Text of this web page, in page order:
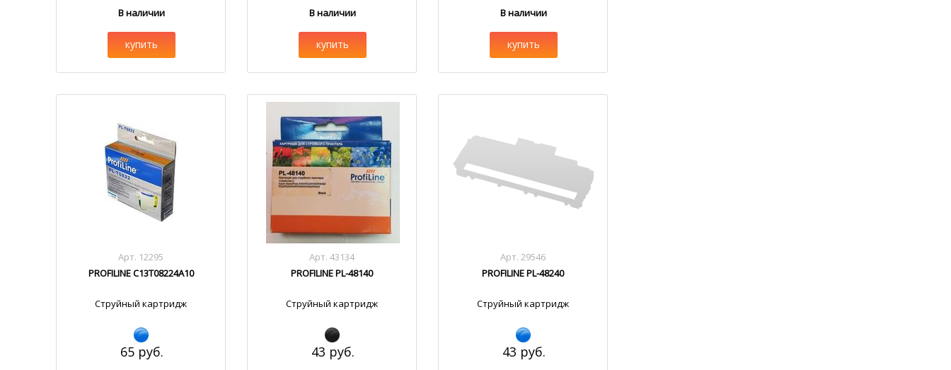
В наличии
купить
В наличии
купить
В наличии
купить
Арт. 12295
PROFILINE C13T08224A10
Струйный картридж
65 руб.
Арт. 43134
PROFILINE PL-48140
Струйный картридж
43 руб.
Арт. 29546
PROFILINE PL-48240
Струйный картридж
43 руб.